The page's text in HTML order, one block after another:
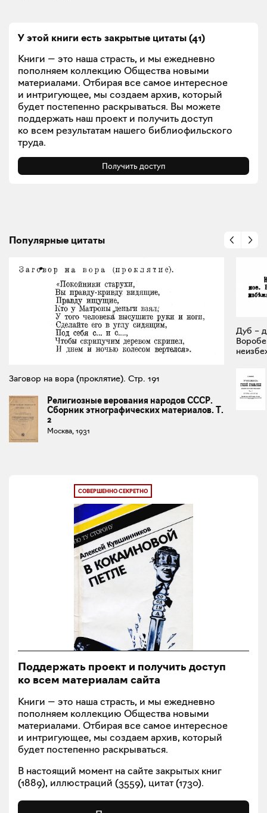
У этой книги есть закрытые цитаты (41)
Книги — это наша страсть, и мы ежедневно
пополняем коллекцию Общества новыми
материалами. Отбирая все самое интересное
и интригующее, мы создаем архив, который
будет постепенно раскрываться. Вы можете
поддержать наш проект и получить доступ
ко всем результатам нашего библиофильского
труда.
Получить доступ
Популярные цитаты
Заговор на вора (проклятие). Стр. 191
Религиозные верования народов СССР.
Сборник этнографических материалов. Т.
2
Москва, 1931
Дуб –
СОВЕРШЕННО СЕКРЕТНО
Поддержать проект и получить доступ
ко всем материалам сайта
Книги — это наша страсть, и мы ежедневно
пополняем коллекцию Общества новыми
материалами. Отбирая все самое интересное
и интригующее, мы создаем архив, который
будет постепенно раскрываться.
В настоящий момент на сайте закрытых книг
(1889), иллюстраций (3559), цитат (1730).